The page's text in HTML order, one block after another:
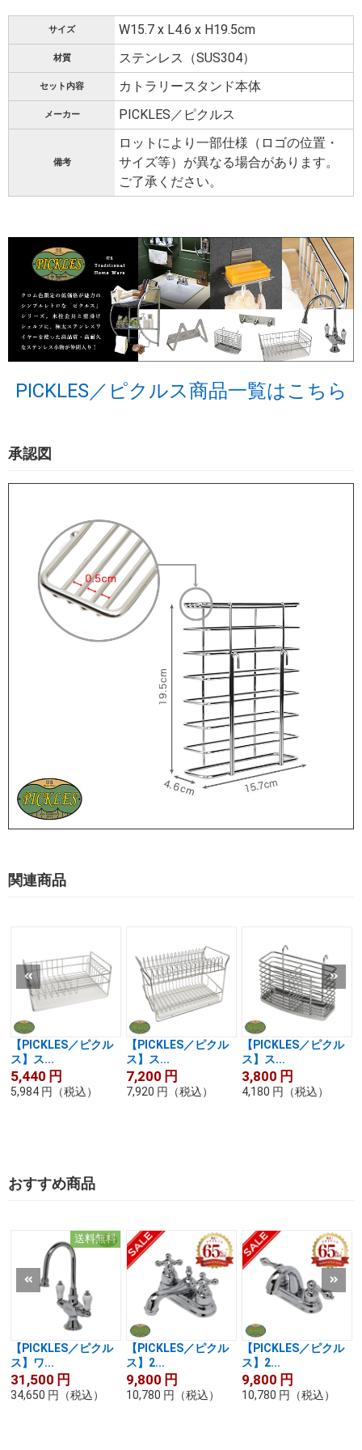
サイズ W15.7 x L4.6 x H19.5cm
材質 ステンレス（SUS304）
セット内容 カトラリースタンド本体
メーカー PICKLES／ピクルス
備考
ロットにより一部仕様（ロゴの位置・
サイズ等）が異なる場合があります。
ご了承ください。
PICKLES／ピクルス商品一覧はこちら
承認図
関連商品
【PICKLES／ピクル
ス】ス...
5,440 円
5,984 円 （税込）
【PICKLES／ピクル
ス】ス...
7,200 円
7,920 円 （税込）
【PICKLES／ピクル
ス】ス...
3,800 円
4,180 円 （税込）
おすすめ商品
送料無料
【PICKLES／ピクル
ス】ワ...
31,500 円
34,650 円 （税込）
【PICKLES／ピクル
ス】2...
9,800 円
10,780 円 （税込）
【PICKLES／ピクル
ス】2...
9,800 円
10,780 円 （税込）